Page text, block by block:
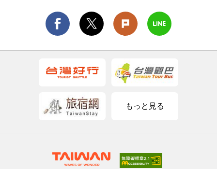
もっと見る